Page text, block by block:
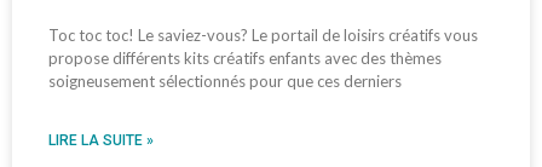
Toc toc toc! Le saviez-vous? Le portail de loisirs créatifs vous
propose différents kits créatifs enfants avec des thèmes
soigneusement sélectionnés pour que ces derniers
LIRE LA SUITE »